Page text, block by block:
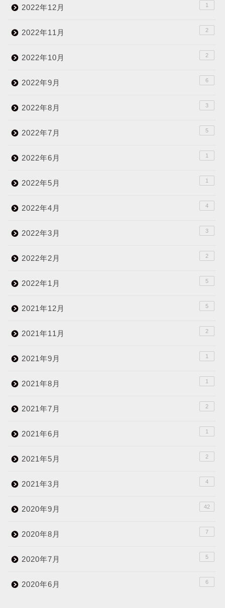
2022年12月 1
2022年11月 2
2022年10月 2
2022年9月 6
2022年8月 3
2022年7月 5
2022年6月 1
2022年5月 1
2022年4月 4
2022年3月 3
2022年2月 2
2022年1月 5
2021年12月 5
2021年11月 2
2021年9月 1
2021年8月 1
2021年7月 2
2021年6月 1
2021年5月 2
2021年3月 4
2020年9月 42
2020年8月 7
2020年7月 5
2020年6月 6